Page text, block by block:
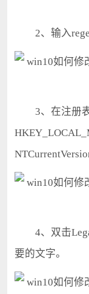
2、输入
3、在注册表
4、双击
要的文字。